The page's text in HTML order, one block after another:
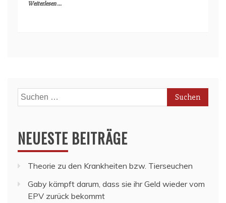
Weiterlesen ...
Suchen
nach:
NEUESTE BEITRÄGE
Theorie zu den Krankheiten bzw. Tierseuchen
Gaby kämpft darum, dass sie ihr Geld wieder vom
EPV zurück bekommt